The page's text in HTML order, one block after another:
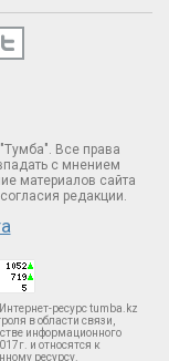
Все права
с мнением
материалов сайта
редакции.
ресурс tumba.kz
в области связи,
информационного
и относятся к
ресурсу.